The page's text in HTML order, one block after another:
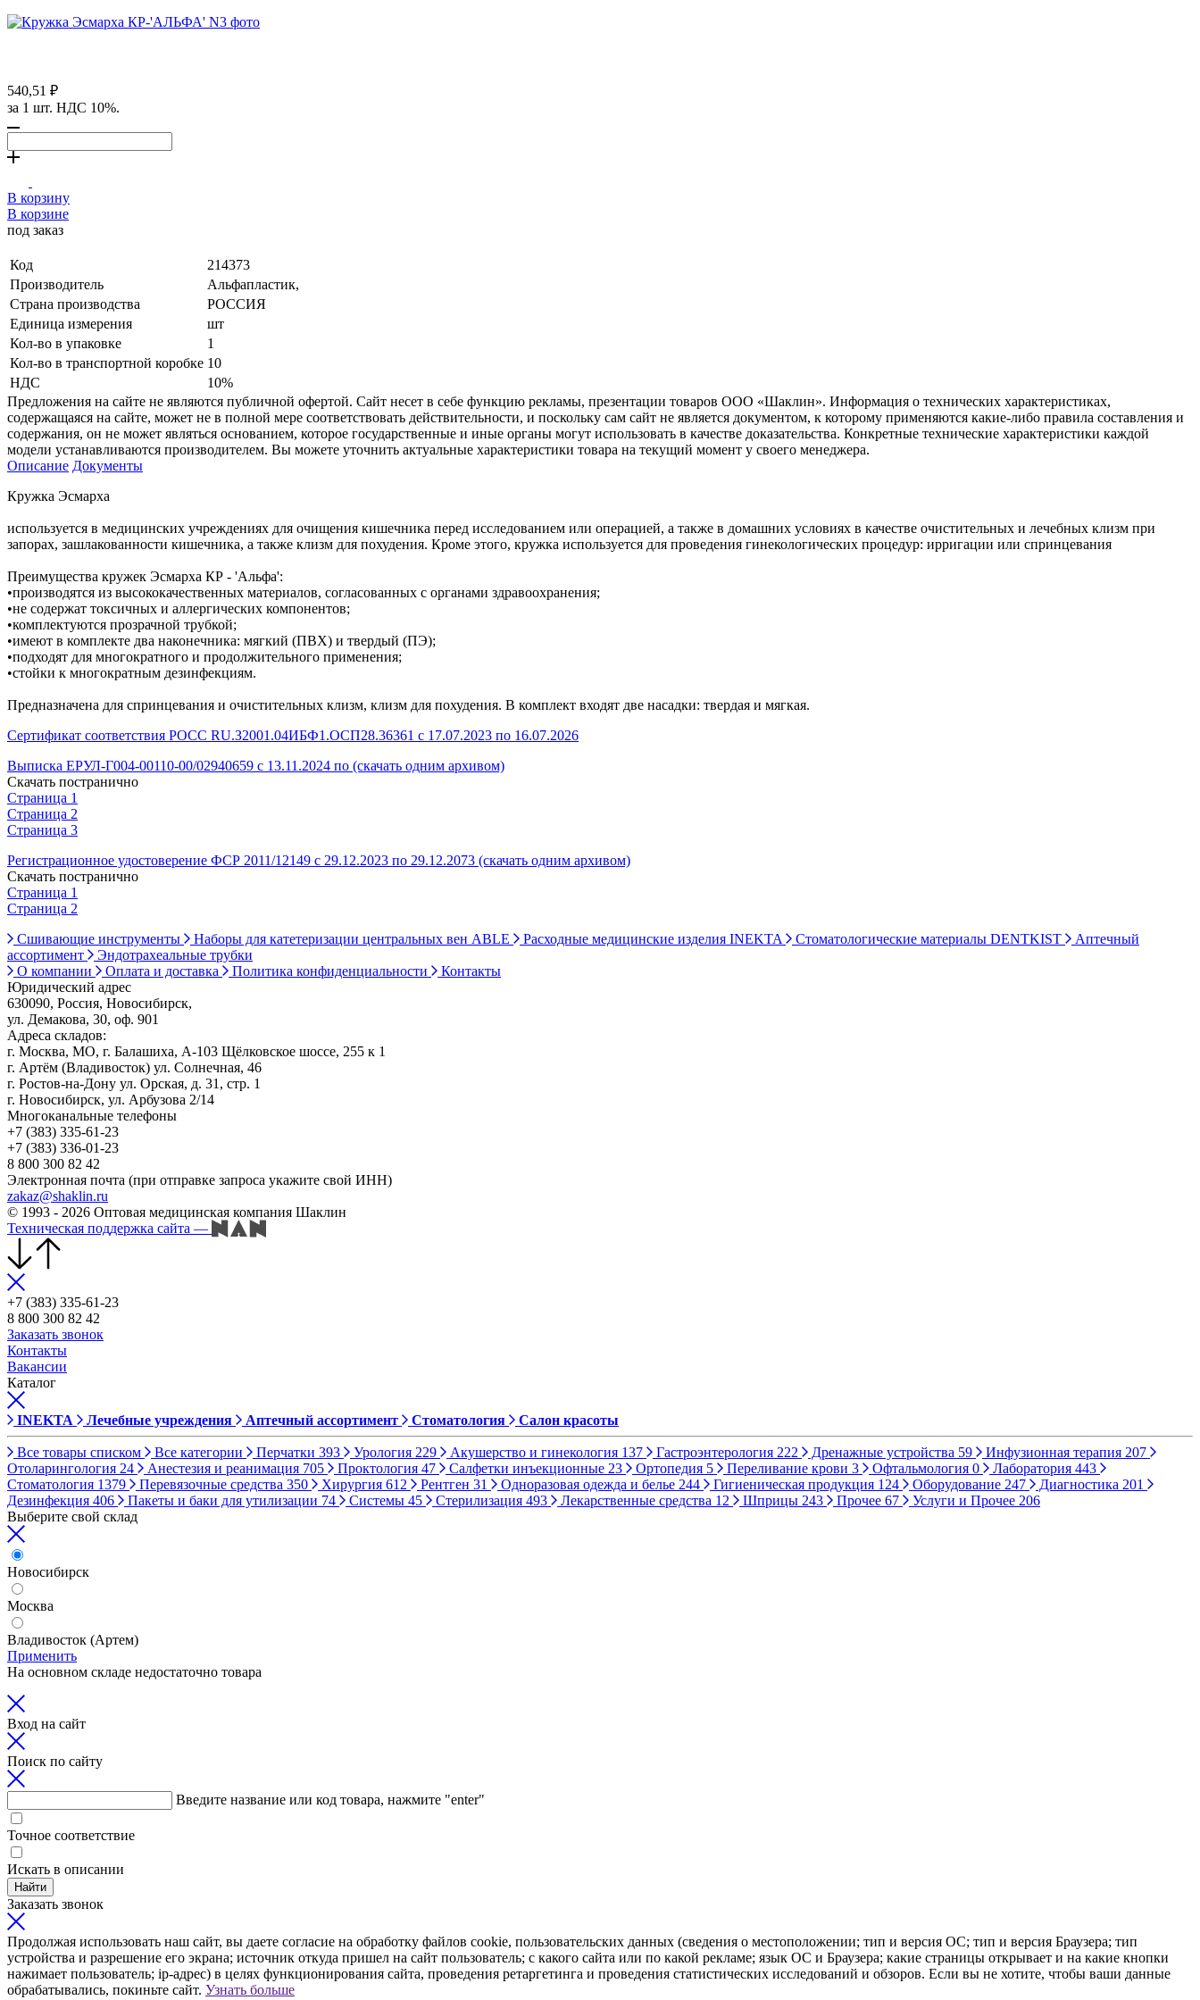
540,51 ₽
за 1 шт. НДС 10%.
В корзину
В корзине
под заказ
Код
214373
Производитель
Альфапластик,
Страна производства
РОССИЯ
Единица измерения
шт
Кол-во в упаковке
1
Кол-во в транспортной коробке 10
НДС
10%
Предложения на сайте не являются публичной офертой. Сайт несет в себе функцию рекламы, презентации товаров ООО «Шаклин». Информация о технических характеристиках,
содержащаяся на сайте, может не в полной мере соответствовать действительности, и поскольку сам сайт не является документом, к которому применяются какие-либо правила составления и
содержания, он не может являться основанием, которое государственные и иные органы могут использовать в качестве доказательства. Конкретные технические характеристики каждой
модели устанавливаются производителем. Вы можете уточнить актуальные характеристики товара на текущий момент у своего менеджера.
Описание Документы
Кружка Эсмарха
используется в медицинских учреждениях для очищения кишечника перед исследованием или операцией, а также в домашних условиях в качестве очистительных и лечебных клизм при
запорах, зашлакованности кишечника, а также клизм для похудения. Кроме этого, кружка используется для проведения гинекологических процедур: ирригации или спринцевания
Преимущества кружек Эсмарха КР - 'Альфа':
•производятся из высококачественных материалов, согласованных с органами здравоохранения;
•не содержат токсичных и аллергических компонентов;
•комплектуются прозрачной трубкой;
•имеют в комплекте два наконечника: мягкий (ПВХ) и твердый (ПЭ);
•подходят для многократного и продолжительного применения;
•стойки к многократным дезинфекциям.
Предназначена для спринцевания и очистительных клизм, клизм для похудения. В комплект входят две насадки: твердая и мягкая.
Сертификат соответствия РОСС RU.З2001.04ИБФ1.ОСП28.36361 с 17.07.2023 по 16.07.2026
Выписка ЕРУЛ-Г004-00110-00/02940659 с 13.11.2024 по (скачать одним архивом)
Скачать постранично
Страница 1
Страница 2
Страница 3
Регистрационное удостоверение ФСР 2011/12149 с 29.12.2023 по 29.12.2073 (скачать одним архивом)
Скачать постранично
Страница 1
Страница 2
Сшивающие инструменты
Наборы для катетеризации центральных вен ABLE Расходные медицинские изделия INEKTA Стоматологические материалы DENTKIST
Аптечный
ассортимент
Эндотрахеальные трубки
О компании
Оплата и доставка Политика конфиденциальности
Контакты
Юридический адрес
630090, Россия, Новосибирск,
ул. Демакова, 30, оф. 901
Адреса складов:
г. Москва, МО, г. Балашиха, А-103 Щёлковское шоссе, 255 к 1
г. Артём (Владивосток) ул. Солнечная, 46
г. Ростов-на-Дону ул. Орская, д. 31, стр. 1
г. Новосибирск, ул. Арбузова 2/14
Многоканальные телефоны
+7 (383) 335-61-23
+7 (383) 336-01-23
8 800 300 82 42
Электронная почта (при отправке запроса укажите свой ИНН)
zakaz@shaklin.ru
© 1993 - 2026 Оптовая медицинская компания Шаклин
Техническая поддержка сайта —
+7 (383) 335-61-23
8 800 300 82 42
Заказать звонок
Контакты
Вакансии
Каталог
INEKTA Лечебные учреждения Аптечный ассортимент Стоматология Салон красоты
Все товары списком Все категории Перчатки 393 Урология 229 Акушерство и гинекология 137 Гастроэнтерология 222 Дренажные устройства 59 Инфузионная терапия 207
Отоларингология 24 Анестезия и реанимация 705 Проктология 47 Салфетки инъекционные 23 Ортопедия 5 Переливание крови 3 Офтальмология 0 Лаборатория 443
Стоматология 1379 Перевязочные средства 350 Хирургия 612 Рентген 31 Одноразовая одежда и белье 244 Гигиеническая продукция 124 Оборудование 247 Диагностика 201
Дезинфекция 406 Пакеты и баки для утилизации 74 Системы 45 Стерилизация 493 Лекарственные средства 12 Шприцы 243 Прочее 67 Услуги и Прочее 206
Выберите свой склад
Новосибирск
Москва
Владивосток (Артем)
Применить
На основном складе недостаточно товара
Вход на сайт
Поиск по сайту
Введите название или код товара, нажмите "enter"
Точное соответствие
Искать в описании
Найти
Заказать звонок
Продолжая использовать наш сайт, вы даете согласие на обработку файлов cookie, пользовательских данных (сведения о местоположении; тип и версия ОС; тип и версия Браузера; тип
устройства и разрешение его экрана; источник откуда пришел на сайт пользователь; с какого сайта или по какой рекламе; язык ОС и Браузера; какие страницы открывает и на какие кнопки
нажимает пользователь; ip-адрес) в целях функционирования сайта, проведения ретаргетинга и проведения статистических исследований и обзоров. Если вы не хотите, чтобы ваши данные
обрабатывались, покиньте сайт. Узнать больше